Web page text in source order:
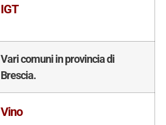
IGT
Vari comuni in provincia di
Brescia.
Vino